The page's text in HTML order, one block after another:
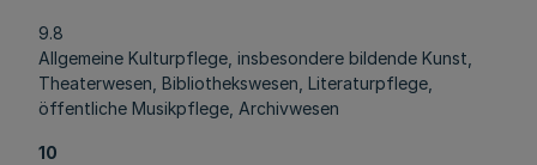
9.8
Allgemeine Kulturpflege, insbesondere bildende Kunst,
Theaterwesen, Bibliothekswesen, Literaturpflege,
öffentliche Musikpflege, Archivwesen
10